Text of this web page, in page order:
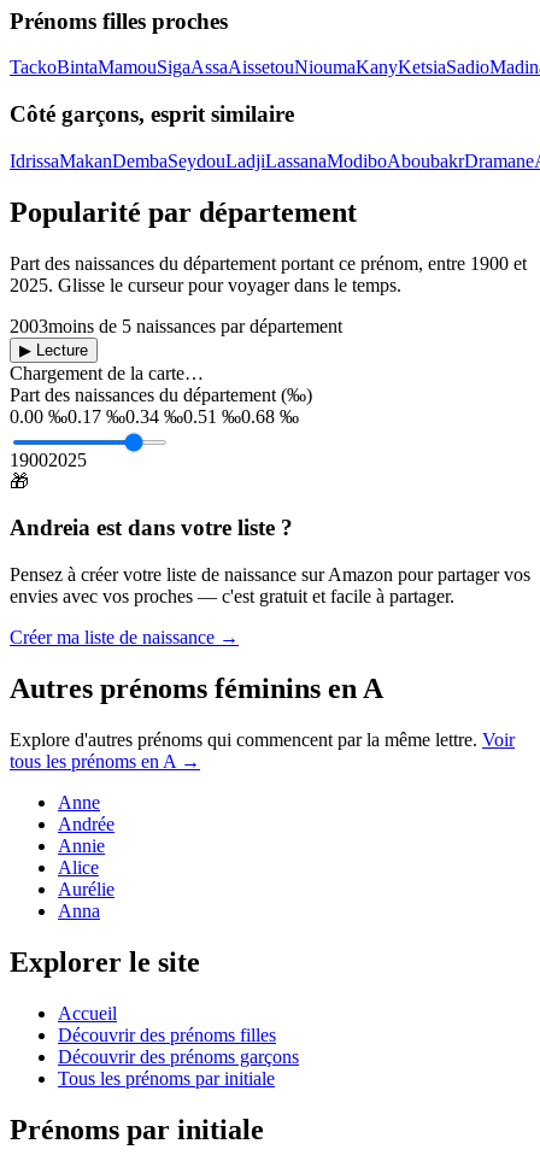
Prénoms filles proches
TackoBintaMamouSigaAssaAissetouNioumaKanyKetsiaSadio
Côté garçons, esprit similaire
IdrissaMakanDembaSeydouLadjiLassanaModiboAboubakrDramane
Popularité par département
Part des naissances du département portant ce prénom, entre 1900 et
2025. Glisse le curseur pour voyager dans le temps.
2003moins de 5 naissances par département
▶ Lecture
Chargement de la carte…
Part des naissances du département (‰)
0.00 ‰0.17 ‰0.34 ‰0.51 ‰0.68 ‰
19002025
🎁
Andreia est dans votre liste ?
Pensez à créer votre liste de naissance sur Amazon pour partager vos
envies avec vos proches — c'est gratuit et facile à partager.
Créer ma liste de naissance →
Autres prénoms féminins en A
Explore d'autres prénoms qui commencent par la même lettre. Voir
tous les prénoms en A →
Anne
Andrée
Annie
Alice
Aurélie
Anna
Explorer le site
Accueil
Découvrir des prénoms filles
Découvrir des prénoms garçons
Tous les prénoms par initiale
Prénoms par initiale